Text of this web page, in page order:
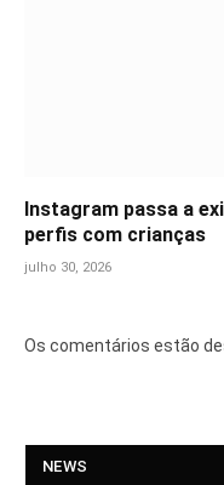
Instagram passa a
perfis com crianças
julho 30, 2026
Os comentários estão
NEWS